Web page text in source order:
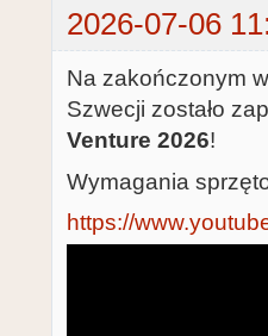
2026-07-06
Na zakończonym
Szwecji zostało
Venture 2026!
Wymagania
https://